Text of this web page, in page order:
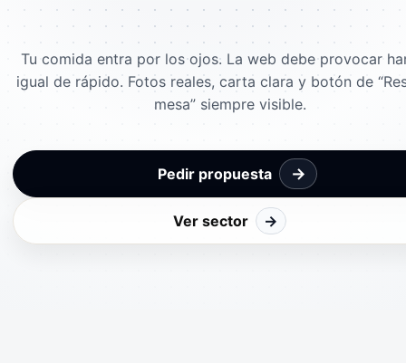
Tu comida entra por los ojos. La web debe provocar
igual de rápido. Fotos reales, carta clara y botón de
mesa” siempre visible.
Pedir propuesta →
Ver sector →